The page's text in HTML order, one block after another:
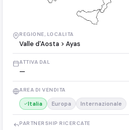
REGIONE, LOCALITA
Valle d'Aosta > Ayas
ATTIVA DAL
—
AREA DI VENDITA
Italia Europa Internazionale
PARTNERSHIP RICERCATE